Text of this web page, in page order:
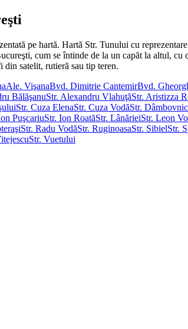
pe hartă. Hartă Str. Tunului cu
cum se întinde de la un capăt la altul, cu
din satelit, rutieră sau tip teren.
Ale. VişanaBvd. Dimitrie CantemirBvd.
BălăşanuStr. Alexandru VlahuţăStr. Aristizza
Str. Cuza ElenaStr. Cuza VodăStr.
PuşcariuStr. Ion RoatăStr. LânărieiStr. Leon
Str. Radu VodăStr. RuginoasaStr. SibielStr.
Str. Vuetului